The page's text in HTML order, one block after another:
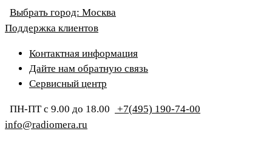
Выбрать город: Москва
Поддержка клиентов
Контактная информация
Дайте нам обратную связь
Сервисный центр
ПН-ПТ с 9.00 до 18.00
+7(495) 190-74-00
info@radiomera.ru